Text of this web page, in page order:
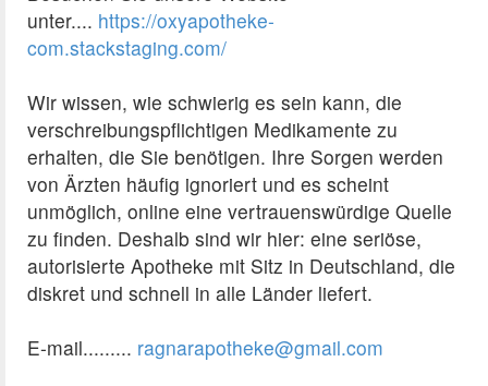
unter.... https://oxyapotheke-
com.stackstaging.com/
Wir wissen, wie schwierig es sein kann, die
verschreibungspflichtigen Medikamente zu
erhalten, die Sie benötigen. Ihre Sorgen werden
von Ärzten häufig ignoriert und es scheint
unmöglich, online eine vertrauenswürdige Quelle
zu finden. Deshalb sind wir hier: eine seriöse,
autorisierte Apotheke mit Sitz in Deutschland, die
diskret und schnell in alle Länder liefert.
E-mail......... ragnarapotheke@gmail.com